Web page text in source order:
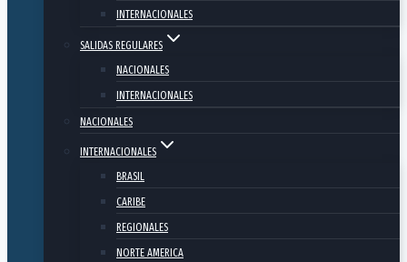
INTERNACIONALES
SALIDAS REGULARES
NACIONALES
INTERNACIONALES
NACIONALES
INTERNACIONALES
BRASIL
CARIBE
REGIONALES
NORTE AMERICA